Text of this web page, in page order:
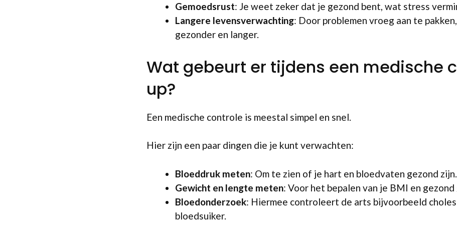
Gemoedsrust: Je weet zeker dat je gezond bent, wat stress
Langere levensverwachting: Door problemen vroeg aan te
gezonder en langer.
Wat gebeurt er tijdens een medische
up?
Een medische controle is meestal simpel en snel.
Hier zijn een paar dingen die je kunt verwachten:
Bloeddruk meten: Om te zien of je hart en bloedvaten gezond zijn.
Gewicht en lengte meten: Voor het bepalen van je BMI en gezond
Bloedonderzoek: Hiermee controleert de arts bijvoorbeeld
bloedsuiker.